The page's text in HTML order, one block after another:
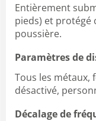
Entièrement
pieds) et
poussière.
Paramètres de
Tous les métaux,
désactivé,
Décalage de